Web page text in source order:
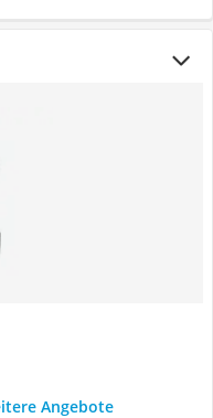
Angebote